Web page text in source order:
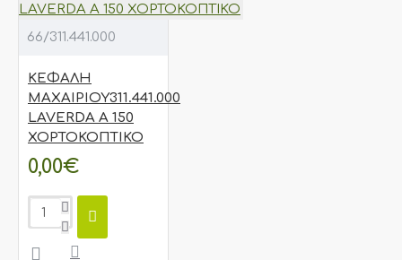
66/311.441.000
ΚΕΦΑΛΗ
ΜΑΧΑΙΡΙΟΥ311.441.000
LAVERDA A 150
ΧΟΡΤΟΚΟΠΤΙΚΟ
0,00€